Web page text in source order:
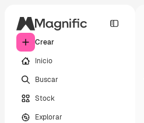
Crear
Inicio
Buscar
Stock
Explorar